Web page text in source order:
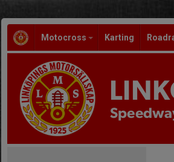
Motocross Karting